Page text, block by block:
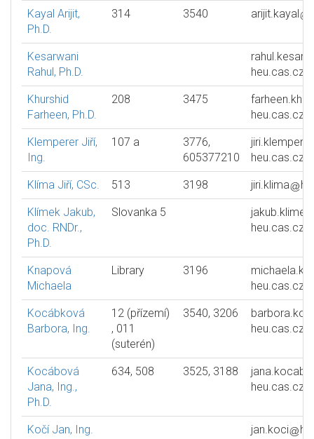
Kayal Arijit,
Ph.D.
314 3540 arijit.kayal
Kesarwani
Rahul, Ph.D.
heu.cas.cz
Khurshid
Farheen, Ph.D.
208 3475
heu.cas.cz
Klemperer Jiří,
Ing.
107 a
3776,
605377210
jiri.klemperer
heu.cas.cz
Klíma Jiří, CSc. 513 3198 jiri.klima
Klímek Jakub,
doc. RNDr.,
Ph.D.
Slovanka 5
jakub.klimek
heu.cas.cz
Knapová
Michaela
Library 3196
heu.cas.cz
Kocábková
Barbora, Ing.
12 (přízemí)
, 011
(suterén)
3540, 3206
heu.cas.cz
Kocábová
Jana, Ing.,
Ph.D.
634, 508 3525, 3188
heu.cas.cz
Kočí Jan, Ing. jan.koci